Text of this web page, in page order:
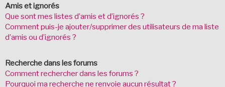
Amis et ignorés
Que sont mes listes d’amis et d’ignorés ?
Comment puis-je ajouter/supprimer des utilisateurs de ma liste
d’amis ou d’ignorés ?
Recherche dans les forums
Comment rechercher dans les forums ?
Pourquoi ma recherche ne renvoie aucun résultat ?